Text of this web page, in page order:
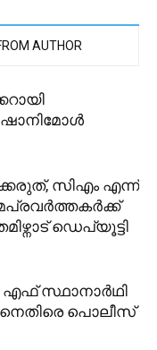
AUTHOR
സിഎം എന്ന്
ഡെപ്യൂട്ടി
സ്ഥാനാർഥി
പൊലീസ്